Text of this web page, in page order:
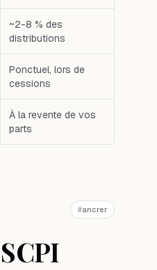
~2-8 % des
distributions
Ponctuel, lors de
cessions
À la revente de vos
parts
#ancrer